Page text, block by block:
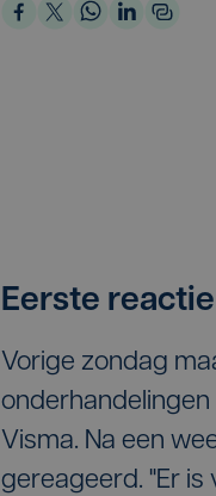
Eerste reactie
Vorige zondag
Visma. Na een
gereageerd. "Er